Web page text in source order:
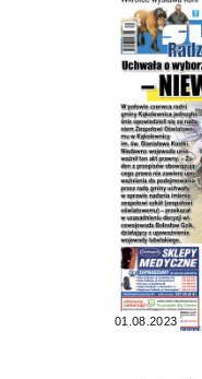
01.08.2023